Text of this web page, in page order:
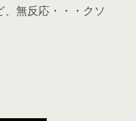
無反応・・・クソ